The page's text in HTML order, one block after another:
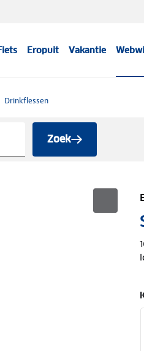
Eropuit Vakantie
Drinkflessen
Zoek